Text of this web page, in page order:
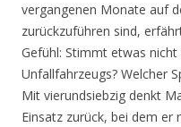
vergangenen Monate auf
zurückzuführen sind,
Gefühl: Stimmt etwas
Unfallfahrzeugs? Welcher
Mit vierundsiebzig denkt
Einsatz zurück, bei dem er